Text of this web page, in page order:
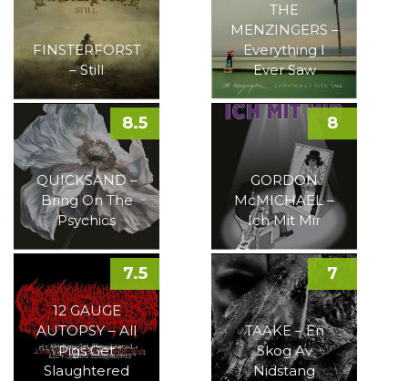
FINSTERFORST
– Still
THE
MENZINGERS –
Everything I
Ever Saw
QUICKSAND –
Bring On The
Psychics
8.5
GORDON
McMICHAEL –
Ich Mit Mir
8
12 GAUGE
AUTOPSY – All
Pigs Get
Slaughtered
7.5
TAAKE – En
Skog Av
Nidstang
7